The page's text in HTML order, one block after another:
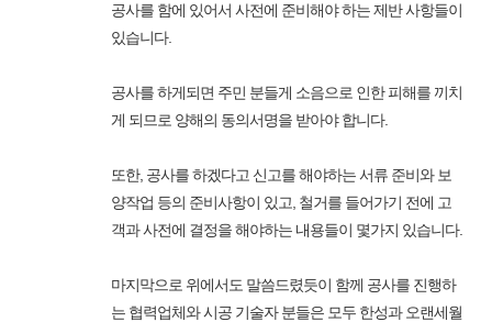
공사를 함에 있어서 사전에 준비해야 하는 제반 사항들이
있습니다.
공사를 하게되면 주민 분들게 소음으로 인한 피해를 끼치
게 되므로 양해의 동의서명을 받아야 합니다.
또한, 공사를 하겠다고 신고를 해야하는 서류 준비와 보
양작업 등의 준비사항이 있고, 철거를 들어가기 전에 고
객과 사전에 결정을 해야하는 내용들이 몇가지 있습니다.
마지막으로 위에서도 말씀드렸듯이 함께 공사를 진행하
는 협력업체와 시공 기술자 분들은 모두 한성과 오랜세월